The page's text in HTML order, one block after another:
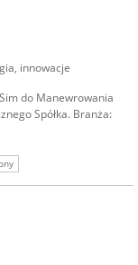
innowacje
do Manewrowania
Spółka. Branża:
innowacja